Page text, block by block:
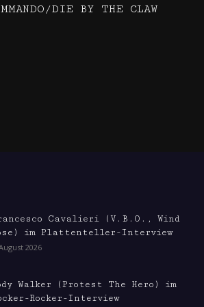
DIE BY THE CLAW
Cavalieri (V.B.O., Wind
im Plattenteller-Interview
2026
Walker (Protest The Hero) im
Rocker-Interview